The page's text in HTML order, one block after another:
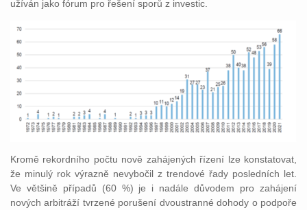
užíván jako fórum pro řešení sporů z investic.
Kromě rekordního počtu nově zahájených řízení lze konstatovat,
že minulý rok výrazně nevybočil z trendové řady posledních let.
Ve většině případů (60 %) je i nadále důvodem pro zahájení
nových arbitráží tvrzené porušení dvoustranné dohody o podpoře